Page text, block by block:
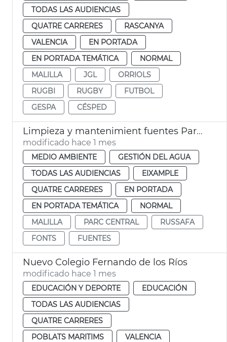
TODAS LAS AUDIENCIAS
QUATRE CARRERES
RASCANYA
VALENCIA
EN PORTADA
EN PORTADA TEMÁTICA
NORMAL
MALILLA
JGL
ORRIOLS
RUGBI
RUGBY
FUTBOL
GESPA
CÉSPED
Limpieza y mantenimient fuentes Parc Central València
modificado hace 1 mes
MEDIO AMBIENTE
GESTIÓN DEL AGUA
TODAS LAS AUDIENCIAS
EIXAMPLE
QUATRE CARRERES
EN PORTADA
EN PORTADA TEMÁTICA
NORMAL
MALILLA
PARC CENTRAL
RUSSAFA
FONTS
FUENTES
Nuevo Colegio Fernando de los Ríos
modificado hace 1 mes
EDUCACIÓN Y DEPORTE
EDUCACIÓN
TODAS LAS AUDIENCIAS
QUATRE CARRERES
POBLATS MARITIMS
VALENCIA